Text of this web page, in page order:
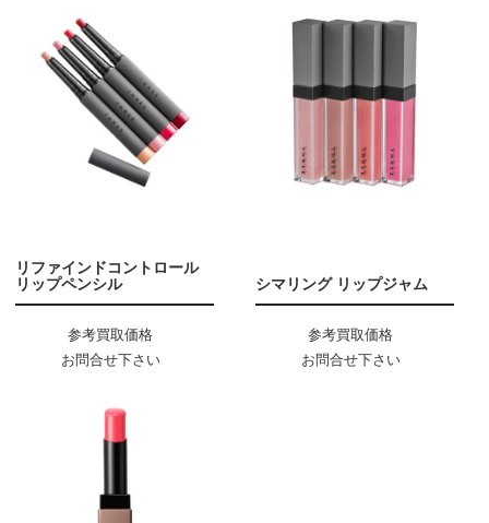
リファインドコントロール
リップペンシル
参考買取価格
お問合せ下さい
シマリング リップジャム
参考買取価格
お問合せ下さい